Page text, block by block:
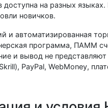
доступна на разных
новичков.
и автоматизированная
программа, ПАММ
и вывод не
PayPal, WebMoney,